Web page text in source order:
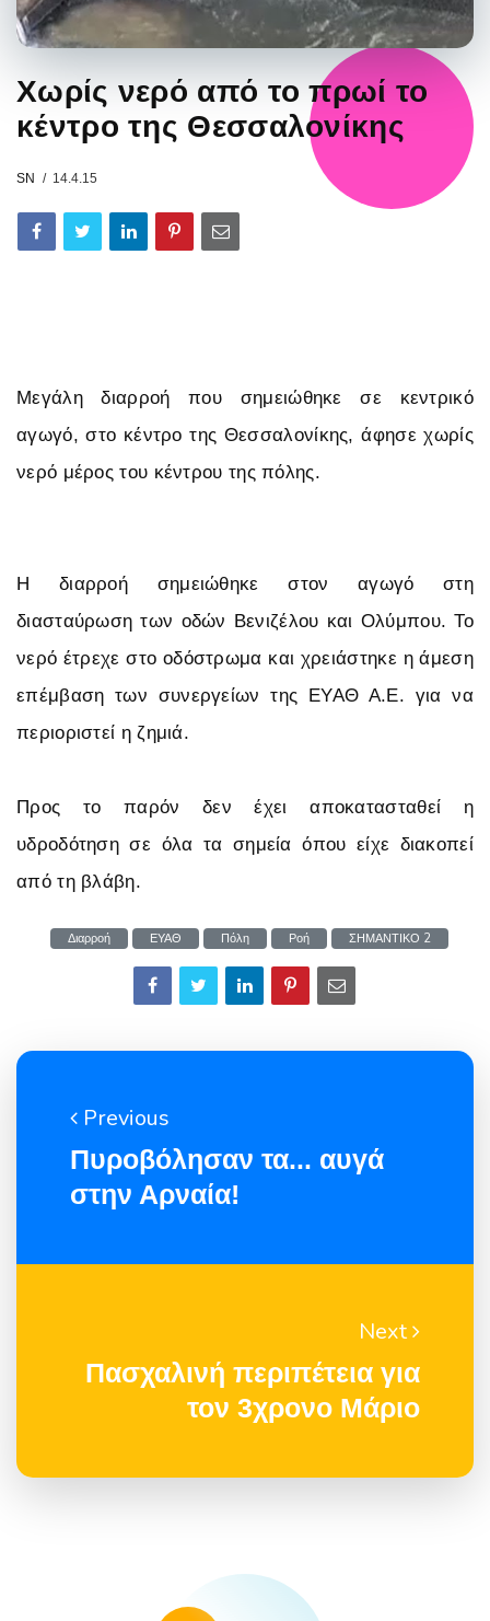
Χωρίς νερό από το πρωί το
κέντρο της Θεσσαλονίκης
SN 14.4.15
Μεγάλη διαρροή που σημειώθηκε σε κεντρικό
αγωγό, στο κέντρο της Θεσσαλονίκης, άφησε χωρίς
νερό μέρος του κέντρου της πόλης.
Η διαρροή σημειώθηκε στον αγωγό στη
διασταύρωση των οδών Βενιζέλου και Ολύμπου. Το
νερό έτρεχε στο οδόστρωμα και χρειάστηκε η άμεση
επέμβαση των συνεργείων της ΕΥΑΘ Α.Ε. για να
περιοριστεί η ζημιά.
Προς το παρόν δεν έχει αποκατασταθεί η
υδροδότηση σε όλα τα σημεία όπου είχε διακοπεί
από τη βλάβη.
Διαρροή ΕΥΑΘ Πόλη Ροή ΣΗΜΑΝΤΙΚΟ 2
Previous
Πυροβόλησαν τα... αυγά
στην Αρναία!
Next
Πασχαλινή περιπέτεια για
τον 3χρονο Μάριο